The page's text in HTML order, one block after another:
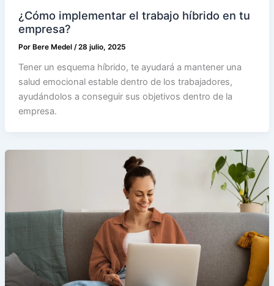
¿Cómo implementar el trabajo híbrido en tu
empresa?
Por Bere Medel /28 julio, 2025
Tener un esquema híbrido, te ayudará a mantener una
salud emocional estable dentro de los trabajadores,
ayudándolos a conseguir sus objetivos dentro de la
empresa.